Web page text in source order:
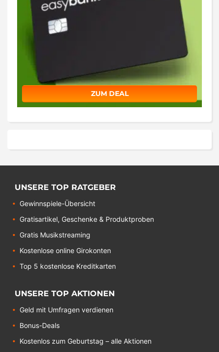
ZUM DEAL
UNSERE TOP RATGEBER
Gewinnspiele-Übersicht
Gratisartikel, Geschenke & Produktproben
Gratis Musikstreaming
Kostenlose online Girokonten
Top 5 kostenlose Kreditkarten
UNSERE TOP AKTIONEN
Geld mit Umfragen verdienen
Bonus-Deals
Kostenlos zum Geburtstag – alle Aktionen